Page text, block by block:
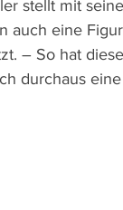
stellt mit
auch eine
– So hat
durchaus